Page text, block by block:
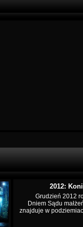
2012:
Grudzień 2012
Dniem Sądu
znajduje w